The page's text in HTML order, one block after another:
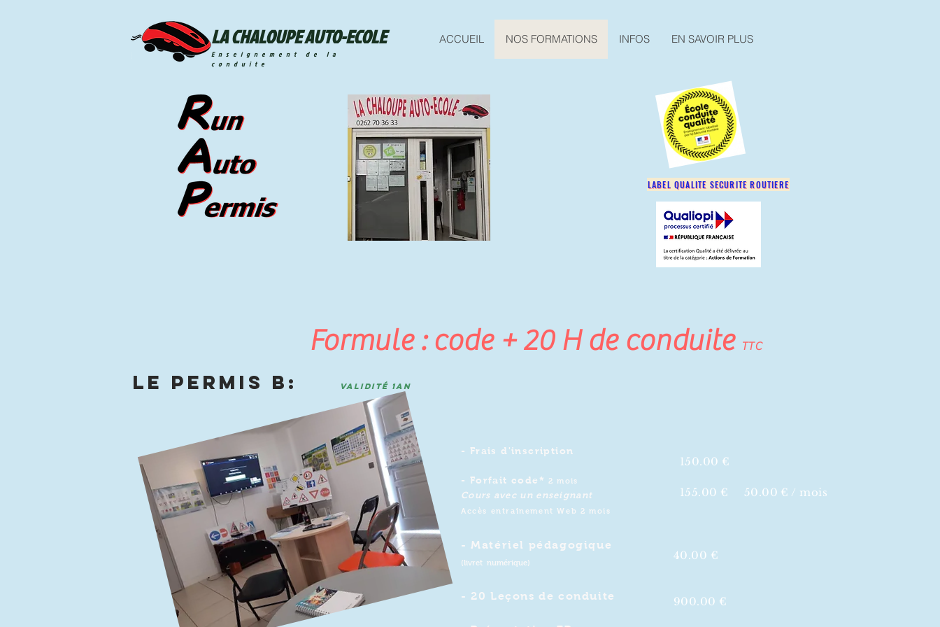
LA CHALOUPE AUTO-ECOLE
Enseignement de la
conduite
ACCUEIL NOS FORMATIONS INFOS EN SAVOIR PLUS
LABEL QUALITE SECURITE ROUTIERE
Formule : code + 20 H de conduite TTC
le permis b: validité 1an
- Frais d'inscription
- Forfait code*2 mois
Cours avec un enseignant
Accès entraînement Web 2 mois
- Matériel pédagogique
(livret numérique)
​- 20 Leçons de conduite
150.00 €
155.00 € 50.00 € / mois
​40.00 €
900.00 €